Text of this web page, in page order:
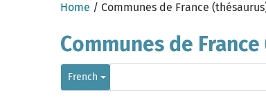
Home / Communes de France
Communes de
French
Gout-Rossignol
Grignols (Dordogne)